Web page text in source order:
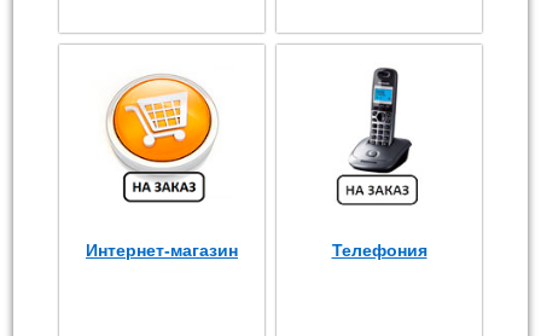
Интернет-магазин Телефония